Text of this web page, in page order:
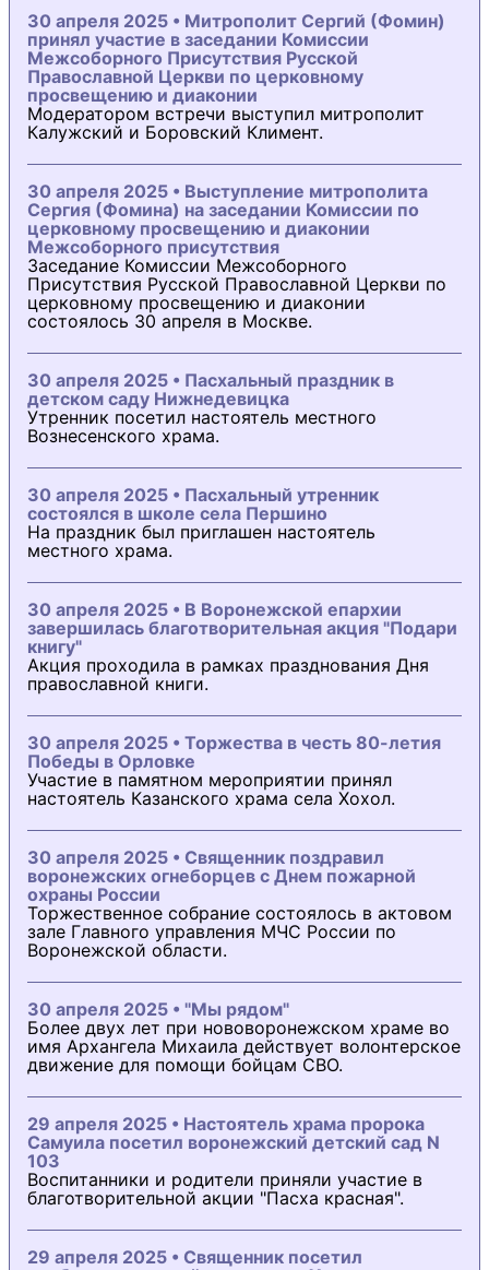
30 апреля 2025 • Митрополит Сергий (Фомин)
принял участие в заседании Комиссии
Межсоборного Присутствия Русской
Православной Церкви по церковному
просвещению и диаконии
Модератором встречи выступил митрополит
Калужский и Боровский Климент.
30 апреля 2025 • Выступление митрополита
Сергия (Фомина) на заседании Комиссии по
церковному просвещению и диаконии
Межсоборного присутствия
Заседание Комиссии Межсоборного
Присутствия Русской Православной Церкви по
церковному просвещению и диаконии
состоялось 30 апреля в Москве.
30 апреля 2025 • Пасхальный праздник в
детском саду Нижнедевицка
Утренник посетил настоятель местного
Вознесенского храма.
30 апреля 2025 • Пасхальный утренник
состоялся в школе села Першино
На праздник был приглашен настоятель
местного храма.
30 апреля 2025 • В Воронежской епархии
завершилась благотворительная акция "Подари
книгу"
Акция проходила в рамках празднования Дня
православной книги.
30 апреля 2025 • Торжества в честь 80-летия
Победы в Орловке
Участие в памятном мероприятии принял
настоятель Казанского храма села Хохол.
30 апреля 2025 • Священник поздравил
воронежских огнеборцев с Днем пожарной
охраны России
Торжественное собрание состоялось в актовом
зале Главного управления МЧС России по
Воронежской области.
30 апреля 2025 • "Мы рядом"
Более двух лет при нововоронежском храме во
имя Архангела Михаила действует волонтерское
движение для помощи бойцам СВО.
29 апреля 2025 • Настоятель храма пророка
Самуила посетил воронежский детский сад N
103
Воспитанники и родители приняли участие в
благотворительной акции "Пасха красная".
29 апреля 2025 • Священник посетил